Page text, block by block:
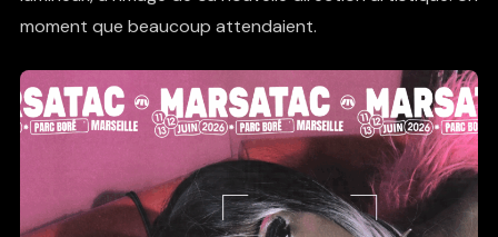
moment que beaucoup attendaient.